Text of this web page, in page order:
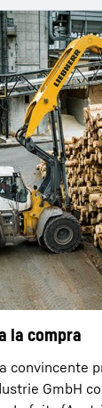
la compra
convincente
GmbH